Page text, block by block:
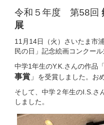
令和５年度 第58回
展
11月14日（火）さいたま市
民の日」記念絵画コンクール
中学1年生のY.K.さんの作品
事賞 」 を受賞しました。お
そして、中学２年生のI.S.さ
しました。